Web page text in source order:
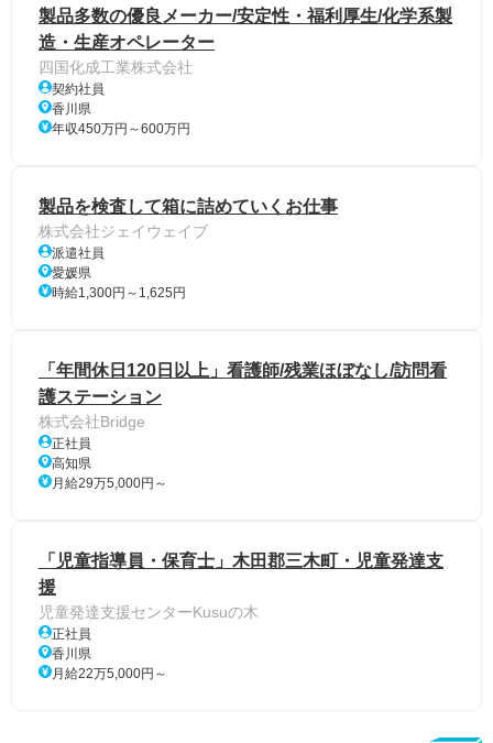
製品多数の優良メーカー/安定性・福利厚生/化学系製
造・生産オペレーター
四国化成工業株式会社
契約社員
香川県
年収450万円～600万円
製品を検査して箱に詰めていくお仕事
株式会社ジェイウェイブ
派遣社員
愛媛県
時給1,300円～1,625円
「年間休日120日以上」看護師/残業ほぼなし/訪問看
護ステーション
株式会社Bridge
正社員
高知県
月給29万5,000円～
「児童指導員・保育士」木田郡三木町・児童発達支
援
児童発達支援センターKusuの木
正社員
香川県
月給22万5,000円～